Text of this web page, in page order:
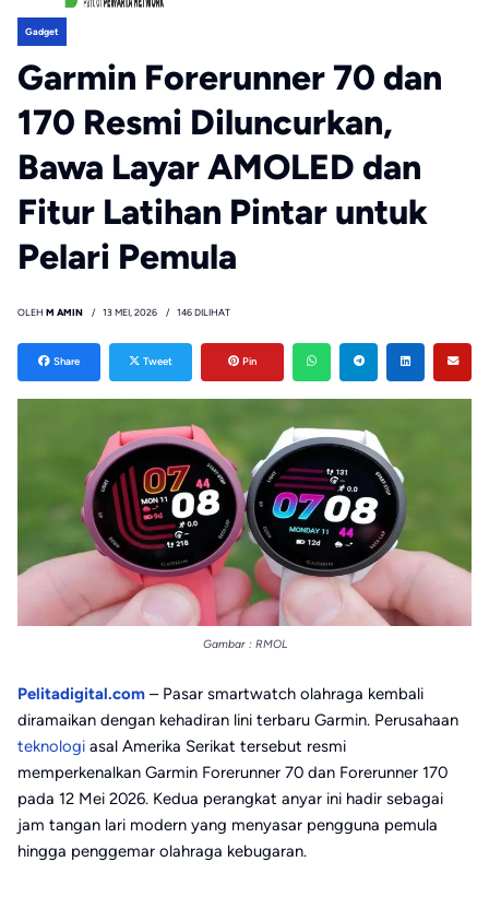
Gadget
Garmin Forerunner 70 dan
170 Resmi Diluncurkan,
Bawa Layar AMOLED dan
Fitur Latihan Pintar untuk
Pelari Pemula
OLEH M AMIN 13 MEI, 2026 146 DILIHAT
Share Tweet Pin
Gambar : RMOL
Pelitadigital.com – Pasar smartwatch olahraga kembali
diramaikan dengan kehadiran lini terbaru Garmin. Perusahaan
teknologi asal Amerika Serikat tersebut resmi
memperkenalkan Garmin Forerunner 70 dan Forerunner 170
pada 12 Mei 2026. Kedua perangkat anyar ini hadir sebagai
jam tangan lari modern yang menyasar pengguna pemula
hingga penggemar olahraga kebugaran.